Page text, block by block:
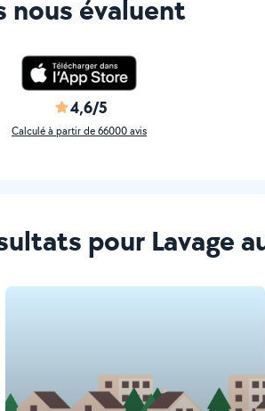
nous évaluent
4,6/5
Calculé à partir de 66000 avis
pour Lavage